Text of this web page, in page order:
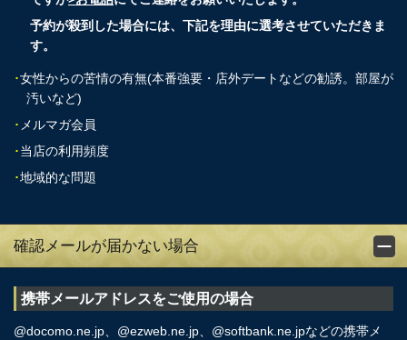
予約が殺到した場合には、下記を理由に選考させていただきま
す。
･女性からの苦情の有無(本番強要・店外デートなどの勧誘。部屋が
汚いなど)
･ メルマガ会員
･当店の利用頻度
･地域的な問題
確認メールが届かない場合
携帯メールアドレスをご使用の場合
@docomo.ne.jp、@ezweb.ne.jp、@softbank.ne.jpなどの携帯メ